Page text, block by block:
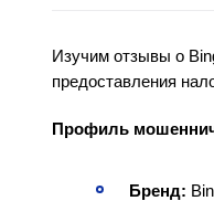
Изучим отзывы о
предоставления
Профиль
Бренд: